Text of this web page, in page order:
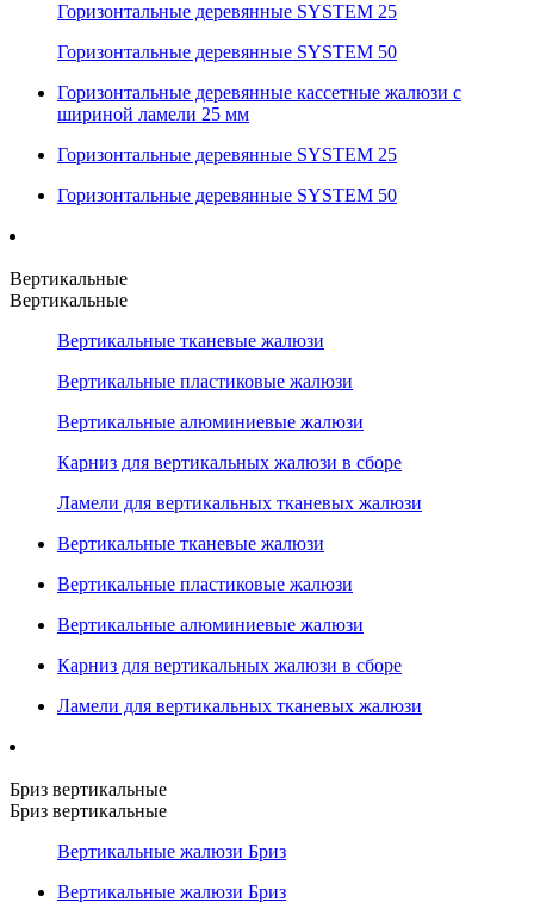
Горизонтальные деревянные SYSTEM 25
Горизонтальные деревянные SYSTEM 50
Горизонтальные деревянные кассетные жалюзи с
шириной ламели 25 мм
Горизонтальные деревянные SYSTEM 25
Горизонтальные деревянные SYSTEM 50
Вертикальные
Вертикальные
Вертикальные тканевые жалюзи
Вертикальные пластиковые жалюзи
Вертикальные алюминиевые жалюзи
Карниз для вертикальных жалюзи в сборе
Ламели для вертикальных тканевых жалюзи
Вертикальные тканевые жалюзи
Вертикальные пластиковые жалюзи
Вертикальные алюминиевые жалюзи
Карниз для вертикальных жалюзи в сборе
Ламели для вертикальных тканевых жалюзи
Бриз вертикальные
Бриз вертикальные
Вертикальные жалюзи Бриз
Вертикальные жалюзи Бриз